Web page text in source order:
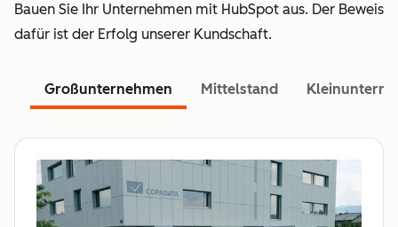
Bauen Sie Ihr Unternehmen mit HubSpot aus. Der Beweis
dafür ist der Erfolg unserer Kundschaft.
Großunternehmen Mittelstand